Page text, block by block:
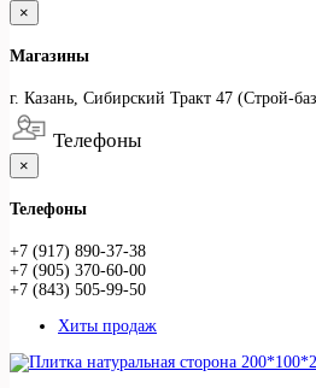
×
Магазины
г. Казань, Сибирский Тракт 47 (Строй-
Телефоны
×
Телефоны
+7 (917) 890-37-38
+7 (905) 370-60-00
+7 (843) 505-99-50
Хиты продаж